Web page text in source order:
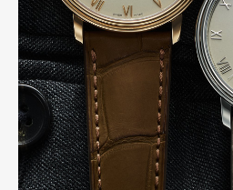
Art&Design Watch
Product Culture